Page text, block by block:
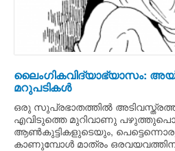
ലൈംഗികവിദ്യാഭ്യാസം:
മറുപടികള്‍
ഒരു സുപ്രഭാതത്തില്‍
എവിടുത്തെ മുറിവാണു
ആണ്‍കുട്ടികളുടെയും,
കാണുമ്പോള്‍ മാത്രം